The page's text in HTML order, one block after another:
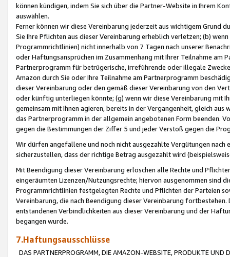
können kündigen, indem Sie sich über die Partner-Website in Ihrem
auswählen.
Ferner können wir diese Vereinbarung jederzeit aus wichtigem Grund
Sie Ihre Pflichten aus dieser Vereinbarung erheblich verletzen; (b)
Programmrichtlinien) nicht innerhalb von 7 Tagen nach unserer
oder Haftungsansprüchen im Zusammenhang mit Ihrer Teilnahme am
Partnerprogramm für betrügerische, irreführende oder illegale
Amazon durch Sie oder Ihre Teilnahme am Partnerprogramm
dieser Vereinbarung oder den gemäß dieser Vereinbarung von den
oder künftig unterliegen könnte; (g) wenn wir diese Vereinbarung mit
gemeinsam mit Ihnen agieren, bereits in der Vergangenheit, gleich
das Partnerprogramm in der allgemein angebotenen Form beenden.
gegen die Bestimmungen der Ziffer 5 und jeder Verstoß gegen die
Wir dürfen angefallene und noch nicht ausgezahlte Vergütungen
sicherzustellen, dass der richtige Betrag ausgezahlt wird
Mit Beendigung dieser Vereinbarung erlöschen alle Rechte und
eingeräumten Lizenzen/Nutzungsrechte; hiervon ausgenommen sind
Programmrichtlinien festgelegten Rechte und Pflichten der Parteien
Vereinbarung, die nach Beendigung dieser Vereinbarung
entstandenen Verbindlichkeiten aus dieser Vereinbarung und der
begangen wurde.
7.Haftungsausschlüsse
DAS PARTNERPROGRAMM, DIE AMAZON-WEBSITE, PRODUKTE UND